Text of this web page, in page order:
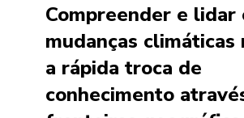
Compreender e lidar
mudanças climáticas
a rápida troca de
conhecimento